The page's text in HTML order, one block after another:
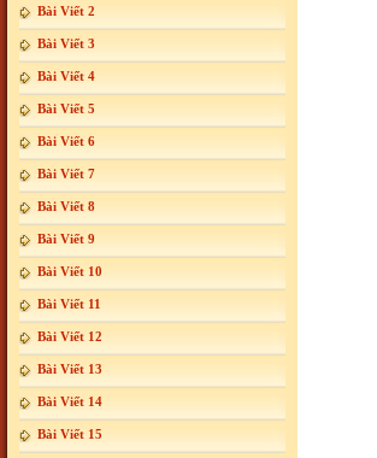
Bài Viết 2
Bài Viết 3
Bài Viết 4
Bài Viết 5
Bài Viết 6
Bài Viết 7
Bài Viết 8
Bài Viết 9
Bài Viết 10
Bài Viết 11
Bài Viết 12
Bài Viết 13
Bài Viết 14
Bài Viết 15